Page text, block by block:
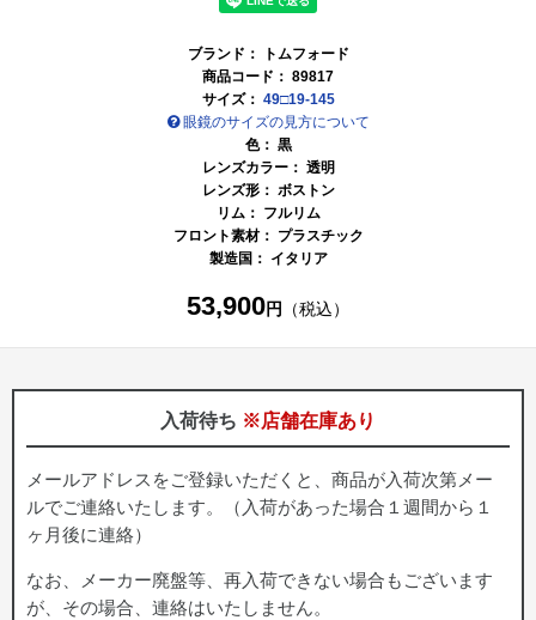
ブランド：
トムフォード
商品コード： 89817
サイズ： 49□19-145
眼鏡のサイズの見方について
色： 黒
レンズカラー： 透明
レンズ形： ボストン
リム： フルリム
フロント素材： プラスチック
製造国： イタリア
53,900円 （税込）
入荷待ち ※店舗在庫あり
メールアドレスをご登録いただくと、商品が入荷次第メー
ルでご連絡いたします。（入荷があった場合１週間から１
ヶ月後に連絡）
なお、メーカー廃盤等、再入荷できない場合もございます
が、その場合、連絡はいたしません。